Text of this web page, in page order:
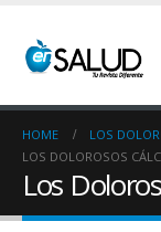
HOME LOS
LOS DOLOROSOS
Los
Tanatología: Más
April 30, 2026
Preguntas claves
prepararte antes
April 30, 2026